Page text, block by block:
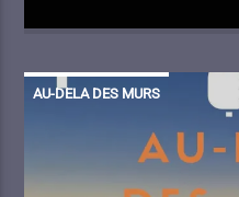
AU-DELA DES MURS